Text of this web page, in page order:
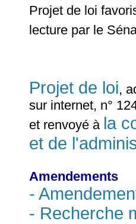
Projet de loi
lecture par le
Projet de loi,
sur internet, n°
et renvoyé à la
et de
Amendements
-
- Recherche